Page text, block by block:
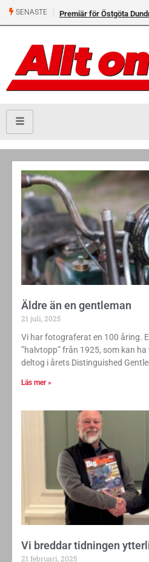
SENASTE Premiär för Östgöta
Äldre än en gentleman
21 juli, 2025
Vi har fotograferat en 100 åring.
”halvtopp” från 1925, som kan
deltog i årets Distinguished
Läs mer »
Vi breddar tidningen
21 februari, 2025